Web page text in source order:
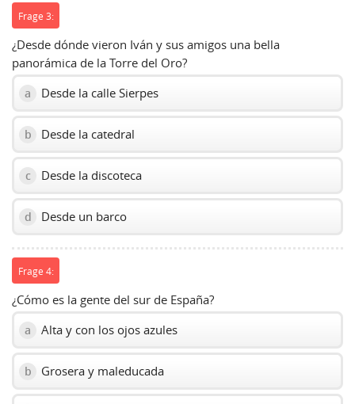
Frage 3:
¿Desde dónde vieron Iván y sus amigos una bella
panorámica de la Torre del Oro?
a Desde la calle Sierpes
b Desde la catedral
c Desde la discoteca
d Desde un barco
Frage 4:
¿Cómo es la gente del sur de España?
a Alta y con los ojos azules
b Grosera y maleducada